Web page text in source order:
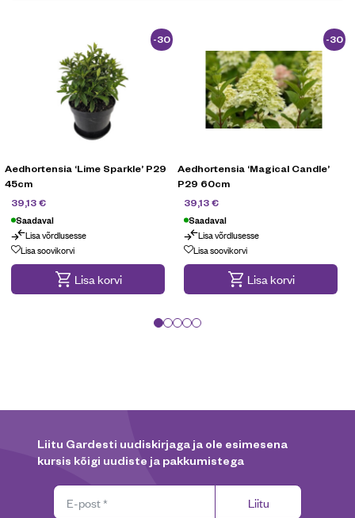
-30
%
Aedhortensia ‘Lime Sparkle’ P29
45cm
39,13€
Saadaval
Lisa võrdlusesse
Lisa soovikorvi
Lisa korvi
-30
%
Aedhortensia ‘Magical Candle’
P29 60cm
39,13€
Saadaval
Lisa võrdlusesse
Lisa soovikorvi
Lisa korvi
Liitu Gardesti uudiskirjaga ja ole esimesena
kursis kõigi uudiste ja pakkumistega
Liitu